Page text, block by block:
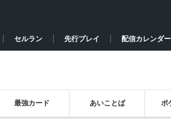
セルラン 先行プレイ 配信カレンダー
最強カード あいことば ポ